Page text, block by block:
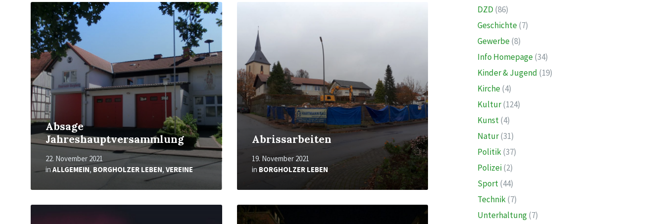
Absage
Jahreshauptversammlung
22. November 2021
inALLGEMEIN, BORGHOLZER LEBEN, VEREINE
Mehr
erfahren
Abrissarbeiten
19. November 2021
in BORGHOLZER LEBEN
Mehr
Mehr
Mehr
erfahren
DZD (86)
Geschichte(7)
Gewerbe(8)
Info Homepage(34)
Kinder & Jugend (19)
Kirche(4)
Kultur(124)
Kunst(4)
Natur(31)
Politik(37)
Polizei(2)
Sport(44)
Technik(7)
Unterhaltung(7)